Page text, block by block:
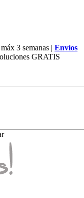
3 semanas | Envíos
GRATIS